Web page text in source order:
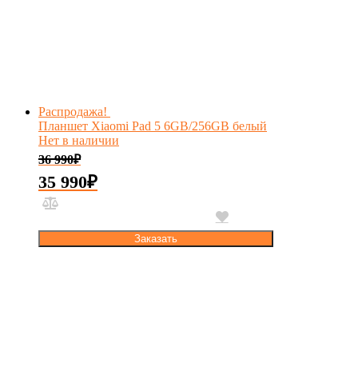
Распродажа!
Планшет Xiaomi Pad 5 6GB/256GB белый
Нет в наличии
36 990₽
35 990₽
Заказать